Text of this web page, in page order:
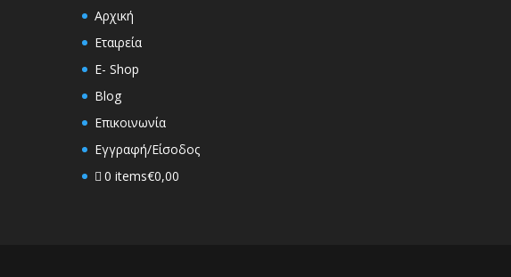
Αρχική
Εταιρεία
E- Shop
Blog
Επικοινωνία
Εγγραφή/Είσοδος
0 items€0,00